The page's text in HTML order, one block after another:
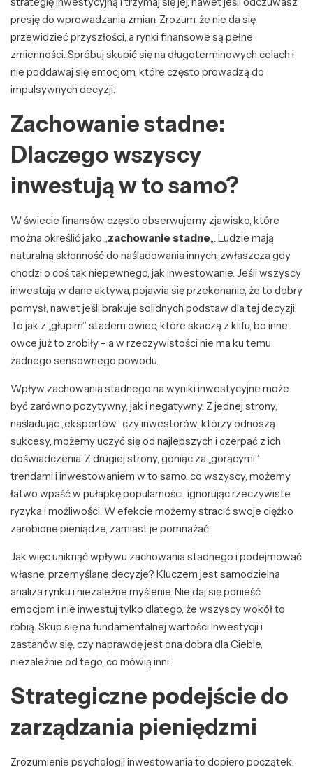
presję do wprowadzania zmian. Zrozum, że nie da się
przewidzieć przyszłości, a rynki finansowe są pełne
zmienności. Spróbuj skupić się na długoterminowych celach i
nie poddawaj się emocjom, które często prowadzą do
impulsywnych decyzji.
Zachowanie stadne:
Dlaczego wszyscy
inwestują w to samo?
W świecie finansów często obserwujemy zjawisko, które
można określić jako „zachowanie stadne„. Ludzie mają
naturalną skłonność do naśladowania innych, zwłaszcza gdy
chodzi o coś tak niepewnego, jak inwestowanie. Jeśli wszyscy
inwestują w dane aktywa, pojawia się przekonanie, że to dobry
pomysł, nawet jeśli brakuje solidnych podstaw dla tej decyzji.
To jak z „głupim” stadem owiec, które skaczą z klifu, bo inne
owce już to zrobiły – a w rzeczywistości nie ma ku temu
żadnego sensownego powodu.
Wpływ zachowania stadnego na wyniki inwestycyjne może
być zarówno pozytywny, jak i negatywny. Z jednej strony,
naśladując „ekspertów” czy inwestorów, którzy odnoszą
sukcesy, możemy uczyć się od najlepszych i czerpać z ich
doświadczenia. Z drugiej strony, goniąc za „gorącymi”
trendami i inwestowaniem w to samo, co wszyscy, możemy
łatwo wpaść w pułapkę popularności, ignorując rzeczywiste
ryzyka i możliwości. W efekcie możemy stracić swoje ciężko
zarobione pieniądze, zamiast je pomnażać.
Jak więc uniknąć wpływu zachowania stadnego i podejmować
własne, przemyślane decyzje? Kluczem jest samodzielna
analiza rynku i niezależne myślenie. Nie daj się ponieść
emocjom i nie inwestuj tylko dlatego, że wszyscy wokół to
robią. Skup się na fundamentalnej wartości inwestycji i
zastanów się, czy naprawdę jest ona dobra dla Ciebie,
niezależnie od tego, co mówią inni.
Strategiczne podejście do
zarządzania pieniędzmi
Zrozumienie psychologii inwestowania to dopiero początek.